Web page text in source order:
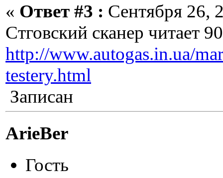
« Ответ #3 : Сентября 26,
Стговский сканер читает
http://www.autogas.in.ua/
testery.html
Записан
ArieBer
Гость